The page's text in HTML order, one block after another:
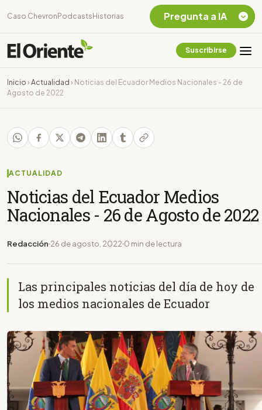
Caso Chevron Podcasts Historias
Suscribirse
Inicio › Actualidad › Noticias del Ecuador Medios Nacionales - 26 de
Agosto de 2022
ACTUALIDAD
Noticias del Ecuador Medios
Nacionales - 26 de Agosto de 2022
Redacción 26 de agosto, 2022 0 min de lectura
Las principales noticias del día de hoy de
los medios nacionales de Ecuador
Pregunta a IA
Chevron Ecuador